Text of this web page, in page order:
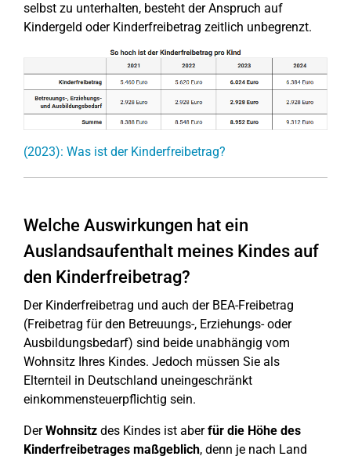
selbst zu unterhalten, besteht der Anspruch auf
Kindergeld oder Kinderfreibetrag zeitlich unbegrenzt.
(2023): Was ist der Kinderfreibetrag?
Welche Auswirkungen hat ein
Auslandsaufenthalt meines Kindes auf
den Kinderfreibetrag?
Der Kinderfreibetrag und auch der BEA-Freibetrag
(Freibetrag für den Betreuungs-, Erziehungs- oder
Ausbildungsbedarf) sind beide unabhängig vom
Wohnsitz Ihres Kindes. Jedoch müssen Sie als
Elternteil in Deutschland uneingeschränkt
einkommensteuerpflichtig sein.
DerWohnsitz des Kindes ist aberfür die Höhe des
Kinderfreibetrages maßgeblich, denn je nach Land